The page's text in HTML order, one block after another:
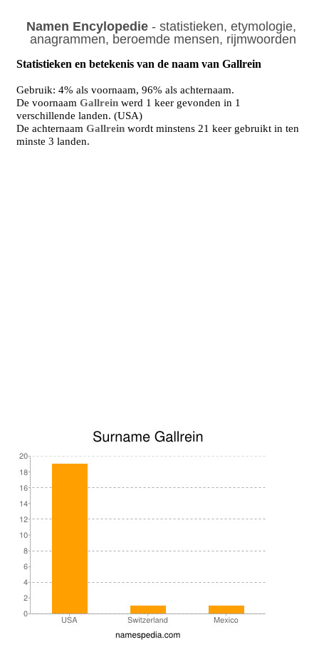
Namen Encylopedie- statistieken, etymologie,
anagrammen, beroemde mensen, rijmwoorden
Statistieken en betekenis van de naam van Gallrein
Gebruik: 4% als voornaam, 96% als achternaam.
De voornaamGallrein werd 1 keer gevonden in 1
verschillende landen. (USA)
De achternaamGallrein wordt minstens 21 keer gebruikt in ten
minste 3 landen.